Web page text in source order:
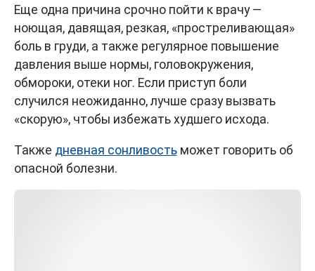
Еще одна причина срочно пойти к врачу —
ноющая, давящая, резкая, «простреливающая»
боль в груди, а также регулярное повышение
давления выше нормы, головокружения,
обмороки, отеки ног. Если приступ боли
случился неожиданно, лучше сразу вызвать
«скорую», чтобы избежать худшего исхода.
Также дневная сонливостьможет говорить об
опасной болезни.